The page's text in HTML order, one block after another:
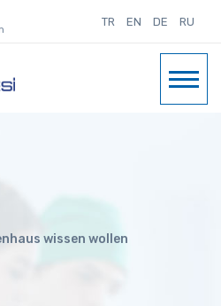
TR EN DE RU
wissen wollen